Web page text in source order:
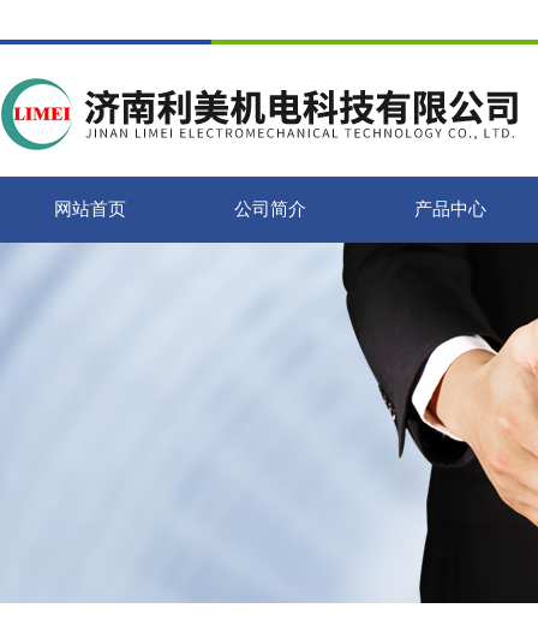
网站首页 公司简介 产品中心